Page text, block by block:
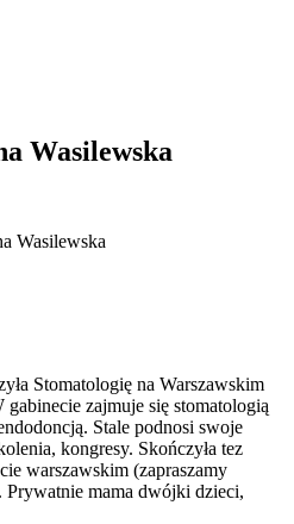
Wasilewska
Wasilewska
Stomatologię na Warszawskim
zajmuje się stomatologią
Stale podnosi swoje
kongresy. Skończyła tez
warszawskim (zapraszamy
Prywatnie mama dwójki dzieci,